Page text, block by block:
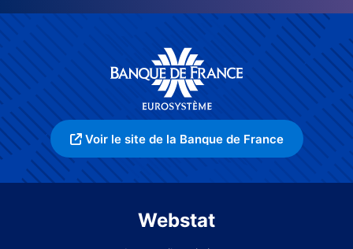
Voir le site de la Banque de France
Webstat